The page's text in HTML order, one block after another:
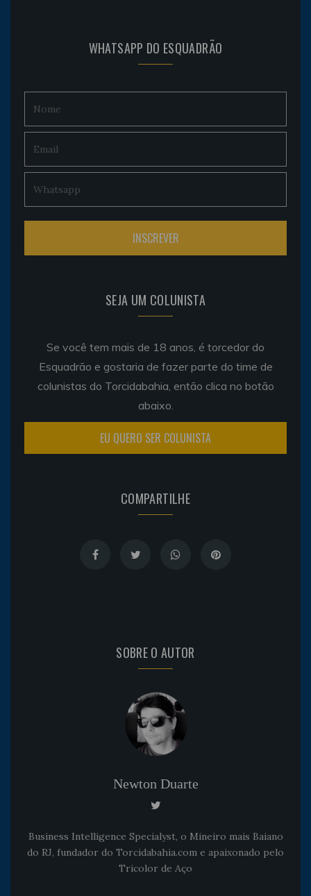
WHATSAPP DO ESQUADRÃO
SEJA UM COLUNISTA
Se você tem mais de 18 anos, é torcedor do
Esquadrão e gostaria de fazer parte do time de
colunistas do Torcidabahia, então clica no botão
abaixo.
EU QUERO SER COLUNISTA
COMPARTILHE
SOBRE O AUTOR
Newton Duarte
Business Intelligence Specialyst, o Mineiro mais Baiano
do RJ, fundador do Torcidabahia.com e apaixonado pelo
Tricolor de Aço